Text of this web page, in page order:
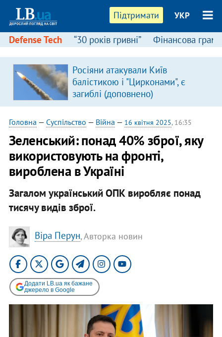
Підтримати УКР
Defense Tech “30 років гривні” Фінансова
Росіяни атакували Київ
балістикою і "Цирконами", є
загиблі (доповнено)
Головна — Суспільство — Війна — 16 квітня 2025, 16:35
Зеленський: понад 40% зброї, яку
використовують на фронті,
вироблена в Україні
Загалом український ОПК виробляє понад
тисячу видів зброї.
Віра Перун, Авторка новин
Додати LB.ua як бажане
джерело в Google